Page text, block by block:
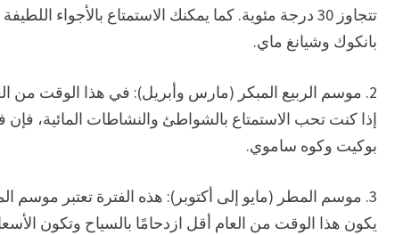
تتجاوز 30 درجة مئوية. كما يمكنك الاستمتاع
بانكوك وشيانغ ماي.
2. موسم الربيع المبكر (مارس وأبريل): في هذا الوقت من
إذا كنت تحب الاستمتاع بالشواطئ والنشاطات المائية، فإن
بوكيت وكوه ساموي.
3. موسم المطر (مايو إلى أكتوبر): هذه الفترة تعتبر موسم
يكون هذا الوقت من العام أقل ازدحامًا بالسياح وتكون